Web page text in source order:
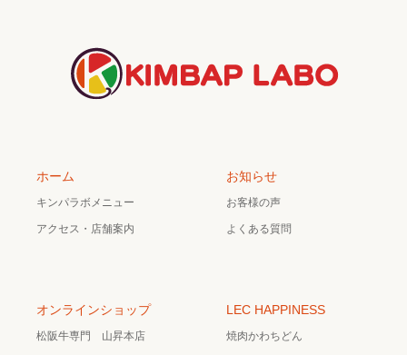
ホーム
キンパラボメニュー
アクセス・店舗案内
お知らせ
お客様の声
よくある質問
オンラインショップ
松阪牛専門 山昇本店
LEC HAPPINESS
焼肉かわちどん